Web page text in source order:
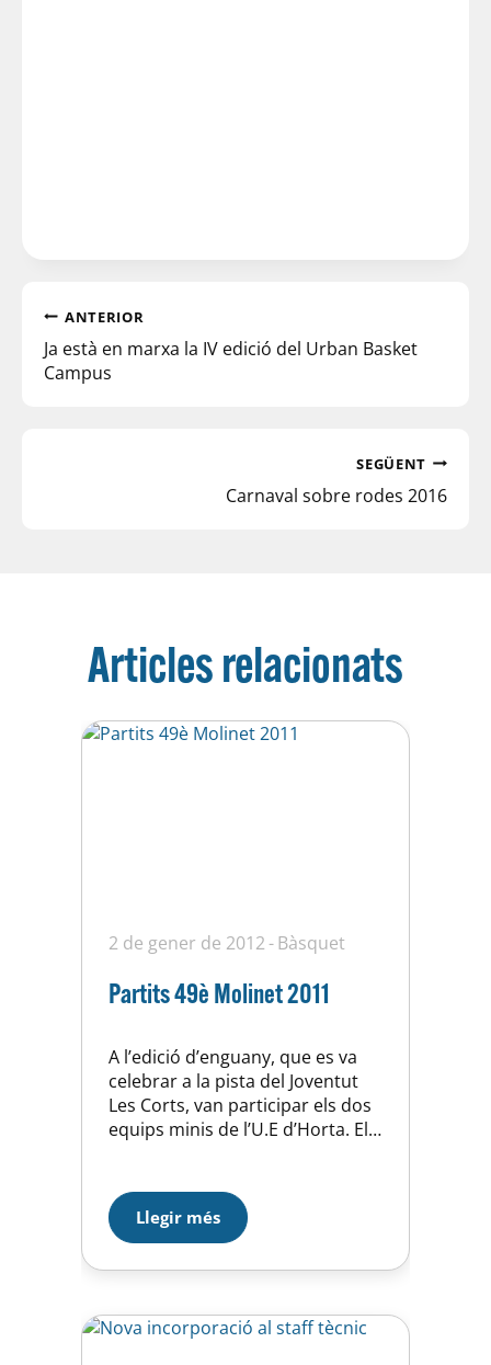
ANTERIOR
Ja està en marxa la IV edició del Urban Basket
Campus
SEGÜENT
Carnaval sobre rodes 2016
Articles relacionats
2 de gener de 2012 Bàsquet
Partits 49è Molinet 2011
A l’edició d’enguany, que es va
celebrar a la pista del Joventut
Les Corts, van participar els dos
equips minis de l’U.E d’Horta. El
un ajustat 55-45, un bon resultat
tenint en compte que el Basquet
Neus és d’una categoria
superior. El…
Llegir més